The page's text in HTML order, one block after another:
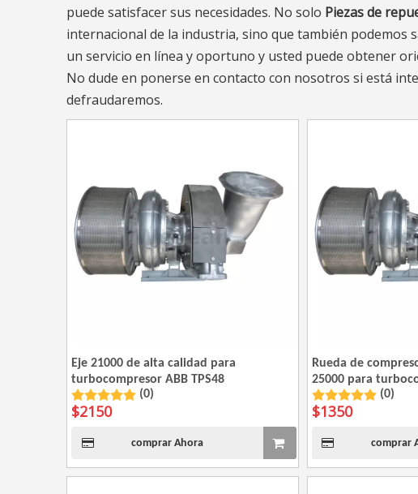
puede satisfacer sus necesidades. No solo Piezas de
internacional de la industria, sino que también podemos
un servicio en línea y oportuno y usted puede obtener
No dude en ponerse en contacto con nosotros si está
defraudaremos.
Eje 21000 de alta calidad para
turbocompresor ABB TPS48
(0)
$2150
comprar Ahora
Rueda de
25000 para
(0)
$1350
comprar